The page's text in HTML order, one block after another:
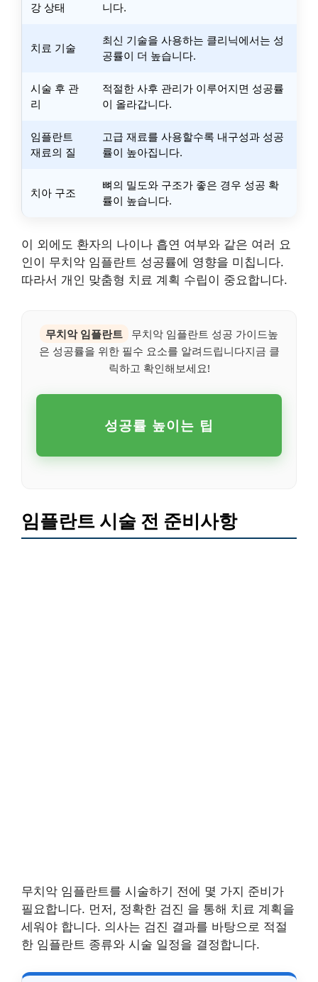
강 상태
니다.
치료 기술
최신 기술을 사용하는 클리닉에서는 성
공률이 더 높습니다.
시술 후 관
리
적절한 사후 관리가 이루어지면 성공률
이 올라갑니다.
임플란트
재료의 질
고급 재료를 사용할수록 내구성과 성공
률이 높아집니다.
치아 구조
뼈의 밀도와 구조가 좋은 경우 성공 확
률이 높습니다.
이 외에도 환자의 나이나 흡연 여부와 같은 여러 요
인이 무치악 임플란트 성공률에 영향을 미칩니다.
따라서 개인 맞춤형 치료 계획 수립이 중요합니다.
무치악 임플란트
무치악 임플란트 성공 가이드높
은 성공률을 위한 필수 요소를 알려드립니다지금 클
릭하고 확인해보세요!
성공률 높이는 팁
임플란트 시술 전 준비사항
무치악 임플란트를 시술하기 전에 몇 가지 준비가
필요합니다. 먼저, 정확한 검진 을 통해 치료 계획을
세워야 합니다. 의사는 검진 결과를 바탕으로 적절
한 임플란트 종류와 시술 일정을 결정합니다.